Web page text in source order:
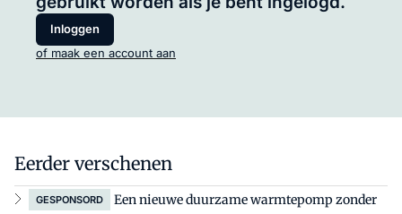
Inloggen
of maak een account aan
Eerder verschenen
GESPONSORD
Een nieuwe duurzame warmtepomp zonder